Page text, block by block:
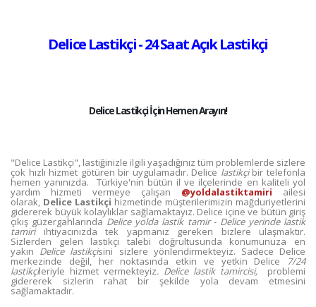
Delice Lastikçi - 24 Saat Açık Lastikçi
Delice Lastikçi İçin Hemen Arayın!
"Delice Lastikçi", lastiğinizle ilgili yaşadığınız tüm problemlerde sizlere
çok hızlı hizmet götüren bir uygulamadır. Delice lastikçibir telefonla
hemen yanınızda. Türkiye'nin bütün il ve ilçelerinde en kaliteli yol
yardım hizmeti vermeye çalışan @yoldalastiktamiri ailesi
olarak, Delice Lastikçi hizmetinde müşterilerimizin mağduriyetlerini
gidererek büyük kolaylıklar sağlamaktayız. Delice içine ve bütün giriş
çıkış güzergahlarında Delice yolda lastik tamir- Delice yerinde lastik
tamiriihtiyacınızda tek yapmanız gereken bizlere ulaşmaktır.
Sizlerden gelen lastikçi talebi doğrultusunda konumunuza en
yakın Delice lastikçisini sizlere yönlendirmekteyiz. Sadece Delice
merkezinde değil, her noktasında etkin ve yetkin Delice 7/24
lastikçileriyle hizmet vermekteyiz. Delice lastik tamircisi, problemi
gidererek sizlerin rahat bir şekilde yola devam etmesini
sağlamaktadır.